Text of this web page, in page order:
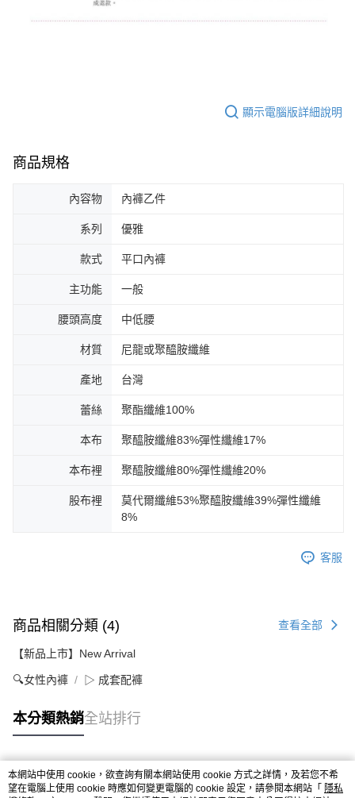
顯示電腦版詳細說明
商品規格
內容物 內褲乙件
系列 優雅
款式 平口內褲
主功能 一般
腰頭高度 中低腰
材質 尼龍或聚醯胺纖維
產地 台灣
蕾絲 聚酯纖維100%
本布 聚醯胺纖維83%彈性纖維17%
本布裡 聚醯胺纖維80%彈性纖維20%
股布裡
莫代爾纖維53%聚醯胺纖維39%彈性纖維
8%
客服
商品相關分類 (4) 查看全部
【新品上市】New Arrival
🔍女性內褲 ▷ 成套配褲
本分類熱銷全站排行
熱門標籤
本網站中使用 cookie，欲查詢有關本網站使用 cookie 方式之詳情，及若您不希
望在電腦上使用 cookie 時應如何變更電腦的 cookie 設定，請參閱本網站「 隱私